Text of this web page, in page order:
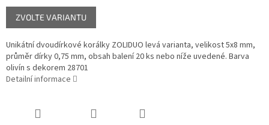
Měrná
cena:
ZVOLTE VARIANTU
Unikátní dvoudírkové korálky ZOLIDUO levá varianta, velikost 5x8 mm,
průměr dírky 0,75 mm, obsah balení 20 ks nebo níže uvedené. Barva
olivín s dekorem 28701
Detailní informace